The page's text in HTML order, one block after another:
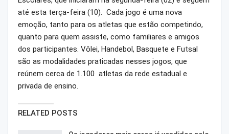
até esta terça-feira (10). Cada jogo é uma nova
emoção, tanto para os atletas que estão competindo,
quanto para quem assiste, como familiares e amigos
dos participantes. Vôlei, Handebol, Basquete e Futsal
são as modalidades praticadas nesses jogos, que
reúnem cerca de 1.100 atletas da rede estadual e
privada de ensino.
RELATED POSTS